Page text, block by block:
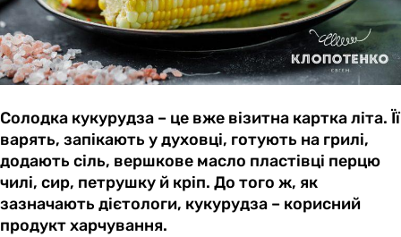
Солодка кукурудза – це вже візитна картка літа. Її
варять, запікають у духовці, готують на грилі,
додають сіль, вершкове масло пластівці перцю
чилі, сир, петрушку й кріп. До того ж, як
зазначають дієтологи, кукурудза – корисний
продукт харчування.